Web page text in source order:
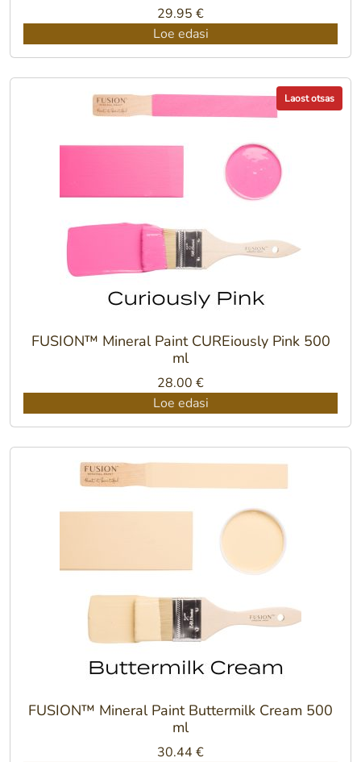
29.95 €
Loe edasi
Laost otsas
FUSION™ Mineral Paint CUREiously Pink 500
ml
28.00 €
Loe edasi
FUSION™ Mineral Paint Buttermilk Cream 500
ml
30.44 €